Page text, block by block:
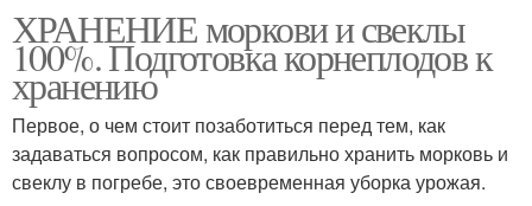
ХРАНЕНИЕ моркови и свеклы
100%. Подготовка корнеплодов к
хранению
Первое, о чем стоит позаботиться перед тем, как
задаваться вопросом, как правильно хранить морковь и
свеклу в погребе, это своевременная уборка урожая.